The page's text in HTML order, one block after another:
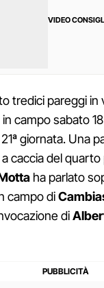
VIDEO
tredici pareggi
campo sabato
giornata. Una
caccia del
ha parlato
campo di
di